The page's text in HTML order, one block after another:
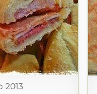
2013